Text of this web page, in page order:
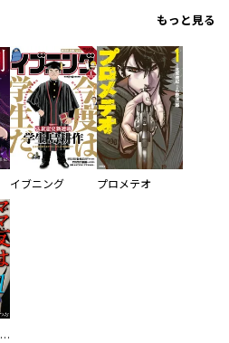
もっと見る
イブニング プロメテオ
ママ友は静かに笑う